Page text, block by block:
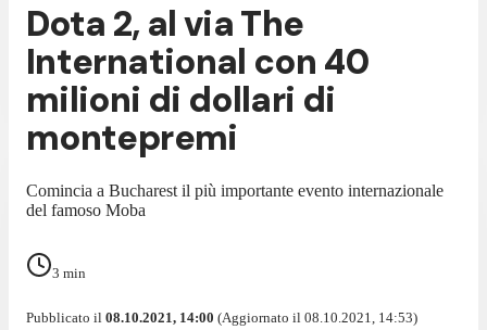
Dota 2, al via The
International con 40
milioni di dollari di
montepremi
Comincia a Bucharest il più importante evento internazionale
del famoso Moba
3 min
Pubblicato il 08.10.2021, 14:00 (Aggiornato il 08.10.2021, 14:53)